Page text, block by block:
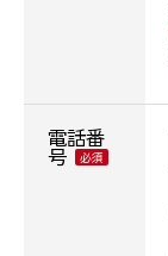
電話番
号